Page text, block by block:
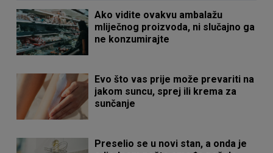
Ako vidite ovakvu ambalažu
mliječnog proizvoda, ni slučajno ga
ne konzumirajte
Evo što vas prije može prevariti na
jakom suncu, sprej ili krema za
sunčanje
Preselio se u novi stan, a onda je